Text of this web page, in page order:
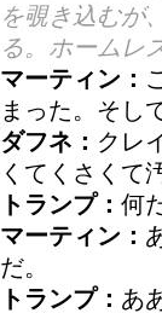
を覗き込むが
る。ホームレ
マーティン：
まった。そし
ダフネ： クレ
くてくさくて
トランプ： 何
マーティン：
だ。
トランプ： あ